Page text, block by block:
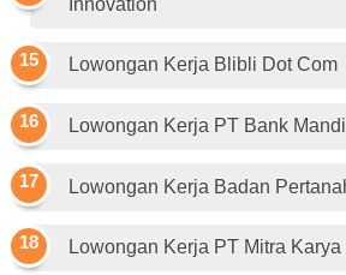
Lowongan Kerja Blibli Dot Com
Lowongan Kerja PT Bank
Lowongan Kerja Badan
Lowongan Kerja PT Mitra